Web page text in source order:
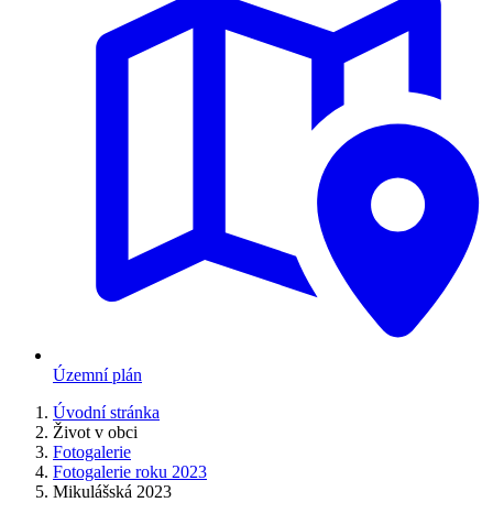
Územní plán
Úvodní stránka
Život v obci
Fotogalerie
Fotogalerie roku 2023
Mikulášská 2023